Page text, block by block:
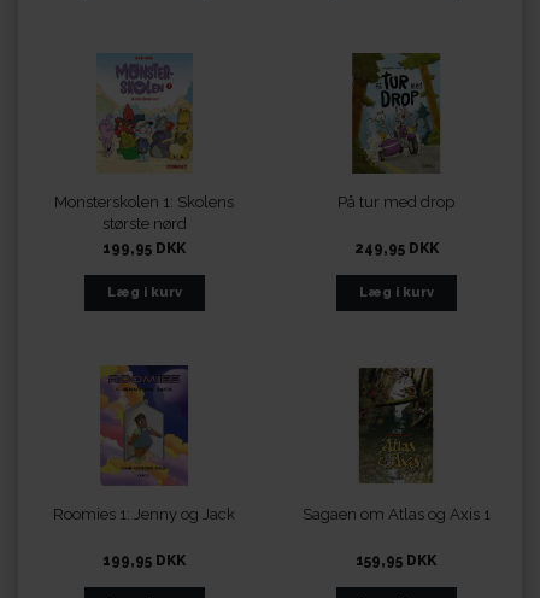
Monsterskolen 1: Skolens
største nørd
199,95 DKK
På tur med drop
249,95 DKK
Roomies 1: Jenny og Jack
199,95 DKK
Sagaen om Atlas og Axis 1
159,95 DKK